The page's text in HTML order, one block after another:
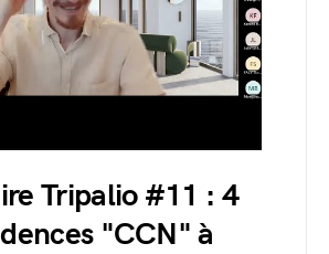
Tripalio #11 : 4
"CCN" à